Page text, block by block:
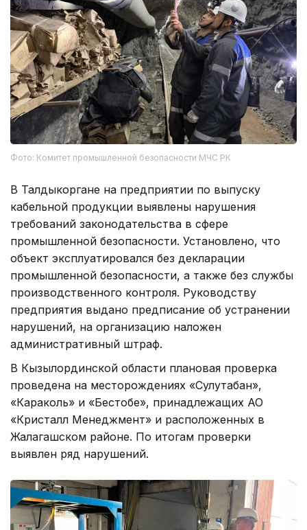
Фото: Комитет промышленной безопасности МЧС РК
В Талдыкоргане на предприятии по выпуску
кабельной продукции выявлены нарушения
требований законодательства в сфере
промышленной безопасности. Установлено, что
объект эксплуатировался без декларации
промышленной безопасности, а также без службы
производственного контроля. Руководству
предприятия выдано предписание об устранении
нарушений, на организацию наложен
административный штраф.
В Кызылординской области плановая проверка
проведена на месторождениях «Сулутабан»,
«Караколь» и «Бестобе», принадлежащих АО
«Кристалл Менеджмент» и расположенных в
Жалагашском районе. По итогам проверки
выявлен ряд нарушений.